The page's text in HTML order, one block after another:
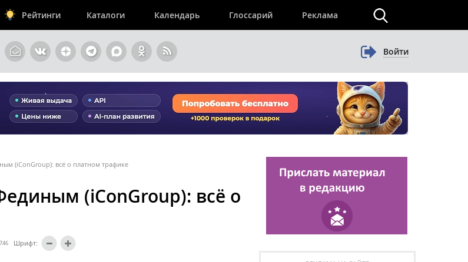
Рейтинги Каталоги Календарь Глоссарий Реклама
Войти
(iConGroup): всё о платном трафике
(iConGroup): всё о
Шрифт: